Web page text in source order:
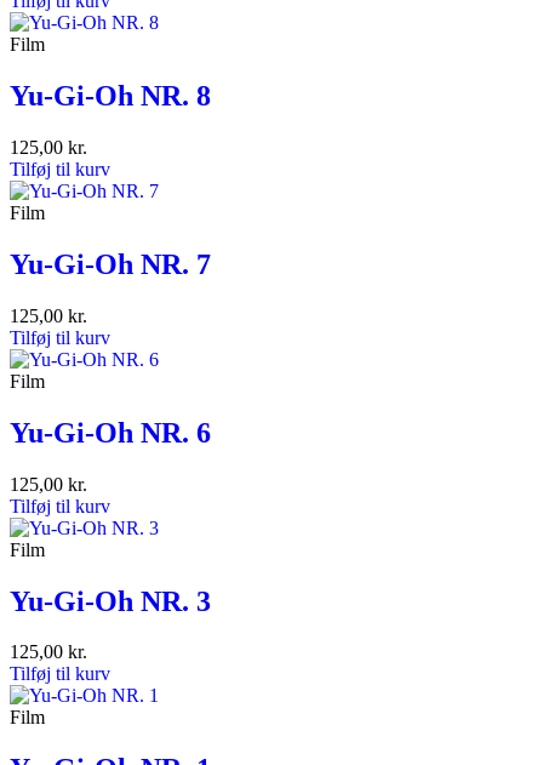
Film
Yu-Gi-Oh NR. 8
125,00 kr.
Tilføj til kurv
Film
Yu-Gi-Oh NR. 7
125,00 kr.
Tilføj til kurv
Film
Yu-Gi-Oh NR. 6
125,00 kr.
Tilføj til kurv
Film
Yu-Gi-Oh NR. 3
125,00 kr.
Tilføj til kurv
Film